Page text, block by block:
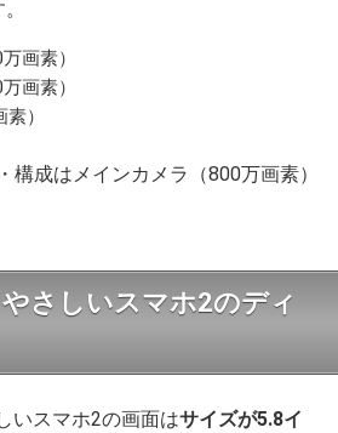
画素）
画素）
）
構成はメインカメラ（800万画素）
やさしいスマホ2のディ
いスマホ2の画面はサイズが5.8イ